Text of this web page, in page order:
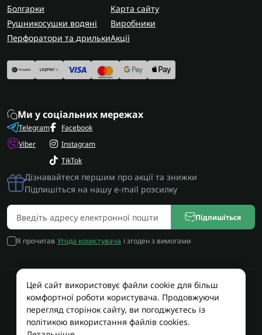
Болгарки
Рушникосушки водяні
Перфоратори та дрильки
Карта сайту
Виробники
Акції
Ми у соціальних мережах
Telegram
Viber
Facebook
Instagram
TikTok
Дізнавайтеся першим про акції та знижки
Підпишіться на нашу e-mail розсилку
Підпишіться
Я прочитав Угода користувача і згоден з вимогами
Працює на OpenCart
Територія Сервісу © 2026
Цей сайт використовує файли cookie для більш
комфортної роботи користувача. Продовжуючи
перегляд сторінок сайту, ви погоджуєтесь із
політикою використання файлів cookies.